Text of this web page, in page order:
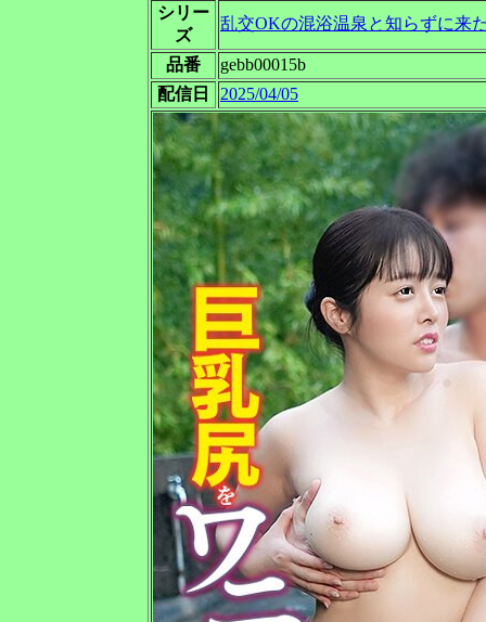
シリー
ズ
乱交OKの混浴温泉と知らずに来
品番
gebb00015b
配信日
2025/04/05